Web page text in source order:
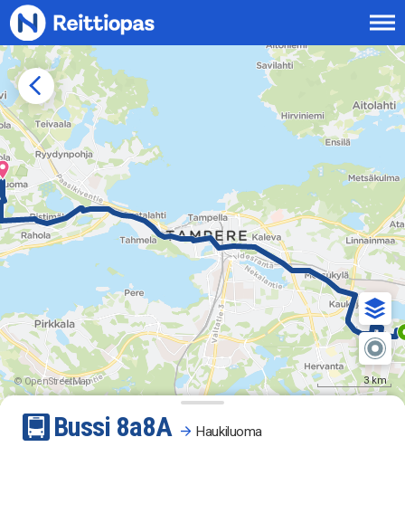
Siirry sisältöön
© OpenStreetMap 3 km
Bussi 8a8A Haukiluoma